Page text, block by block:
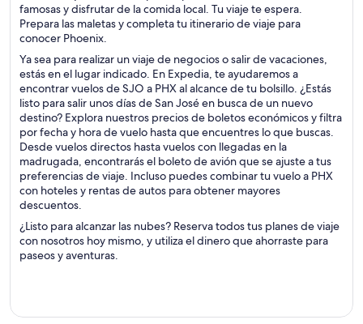
famosas y disfrutar de la comida local. Tu viaje te espera.
Prepara las maletas y completa tu itinerario de viaje para
conocer Phoenix.
Ya sea para realizar un viaje de negocios o salir de vacaciones,
estás en el lugar indicado. En Expedia, te ayudaremos a
encontrar vuelos de SJO a PHX al alcance de tu bolsillo. ¿Estás
listo para salir unos días de San José en busca de un nuevo
destino? Explora nuestros precios de boletos económicos y filtra
por fecha y hora de vuelo hasta que encuentres lo que buscas.
Desde vuelos directos hasta vuelos con llegadas en la
madrugada, encontrarás el boleto de avión que se ajuste a tus
preferencias de viaje. Incluso puedes combinar tu vuelo a PHX
con hoteles y rentas de autos para obtener mayores
descuentos.
¿Listo para alcanzar las nubes? Reserva todos tus planes de viaje
con nosotros hoy mismo, y utiliza el dinero que ahorraste para
paseos y aventuras.